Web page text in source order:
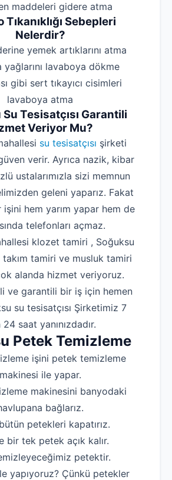
maddeleri gidere atma
Tıkanıklığı Sebepleri
Nelerdir?
yemek artıklarını atma
yağlarını lavaboya dökme
gibi sert tıkayıcı cisimleri
lavaboya atma
Tesisatçısı Garantili
Veriyor Mu?
su tesisatçısı şirketi
verir. Ayrıca nazik, kibar
ustalarımızla sizi memnun
geleni yaparız. Fakat
işini hem yarım yapar hem de
telefonları açmaz.
klozet tamiri , Soğuksu
takım tamiri ve musluk tamiri
alanda hizmet veriyoruz.
ve garantili bir iş için hemen
su tesisatçısı Şirketimiz 7
saat yanınızdadır.
Petek Temizleme
işini petek temizleme
makinesi ile yapar.
makinesini banyodaki
bağlarız.
petekleri kapatırız.
bir tek petek açık kalır.
petektir.
yapıyoruz? Çünkü petekler